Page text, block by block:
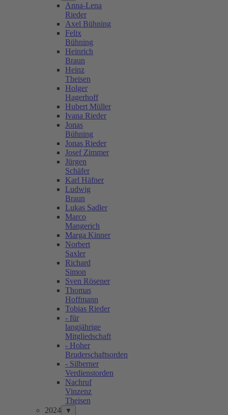
Anna-Lena
Rieder
Axel Bühning
Felix
Bühning
Heinrich
Braun
Heinz
Theisen
Holger
Hagerhoff
Hubert Müller
Ivana Rieder
Jonas
Bühning
Jonas Rieder
Josef Zimmer
Jürgen
Schäfer
Karl Häfner
Ludwig
Braun
Lukas Sadler
Marco
Mangerich
Marga Kinner
Norbert
Saxler
Richard
Simon
Sven Rösener
Thomas
Hoffmann
Tobias Rieder
- für
langjährige
Mitgliedschaft
- Hoher
Bruderschaftsorden
- Silberner
Verdienstorden
Nachruf
Vinzenz
Theisen
2024
▼